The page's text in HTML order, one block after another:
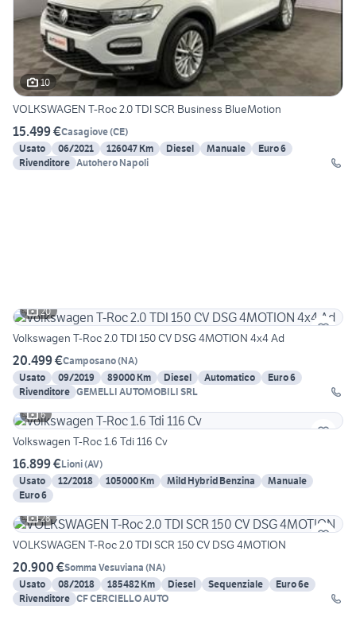
10
VOLKSWAGEN T-Roc 2.0 TDI SCR Business BlueMotion
15.499 €Casagiove(CE)
Usato
06/2021 126047 Km Diesel Manuale
Euro 6
Rivenditore Autohero Napoli
20
Volkswagen T-Roc 2.0 TDI 150 CV DSG 4MOTION 4x4 Ad
20.499 €Camposano(NA)
Usato
09/2019 89000 Km Diesel Automatico
Euro 6
Rivenditore GEMELLI AUTOMOBILI SRL
6
Volkswagen T-Roc 1.6 Tdi 116 Cv
16.899 €Lioni(AV)
Usato
12/2018 105000 Km Mild Hybrid Benzina
Manuale
Euro 6
28
VOLKSWAGEN T-Roc 2.0 TDI SCR 150 CV DSG 4MOTION
20.900 €Somma Vesuviana (NA)
Usato
08/2018 185482 Km Diesel Sequenziale
Euro 6e
Rivenditore CF CERCIELLO AUTO